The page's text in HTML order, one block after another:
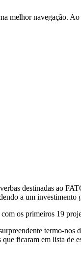
melhor navegação.
destinadas ao
a um
os primeiros 19
termo-
ficaram em lista